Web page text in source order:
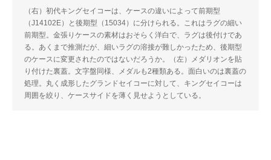
（右）初代キングセイコーは、ケースの違いによって前期型
（J14102E）と後期型（15034）に分けられる。これはラグの細い
前期型。金張りケースの素材はおそらく洋白で、ラグは後付けであ
る。あくまで推測だが、細いラグの溶接が難しかったため、後期型
のケースに変更されたのではないだろうか。（左）メダリオンを貼
り付けた裏蓋。文字盤同様、メダルも2種類ある。面白いのは裏蓋の
処理。丸く成形したグランドセイコーに対して、キングセイコーは
周囲を絞り、ケースサイドを薄く見せようとしている。